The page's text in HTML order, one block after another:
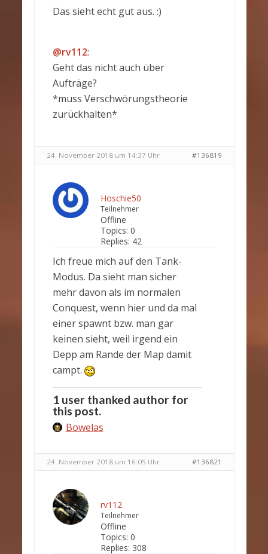
Das sieht echt gut aus. :)
@rv112:
Geht das nicht auch über
Aufträge?
*muss Verschwörungstheorie
zurückhalten*
24. November 2018 um 14:37 Uhr #136819
Hoschie50
Teilnehmer
Offline
Topics: 0
Replies: 42
Ich freue mich auf den Tank-
Modus. Da sieht man sicher
mehr davon als im normalen
Conquest, wenn hier und da mal
einer spawnt bzw. man gar
keinen sieht, weil irgend ein
Depp am Rande der Map damit
campt.
1 user thanked author for
this post.
Bowelas
24. November 2018 um 16:05 Uhr #136821
rv112
Teilnehmer
Offline
Topics: 0
Replies: 308